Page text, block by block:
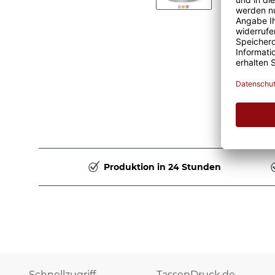
Produktion in 24 Stunden